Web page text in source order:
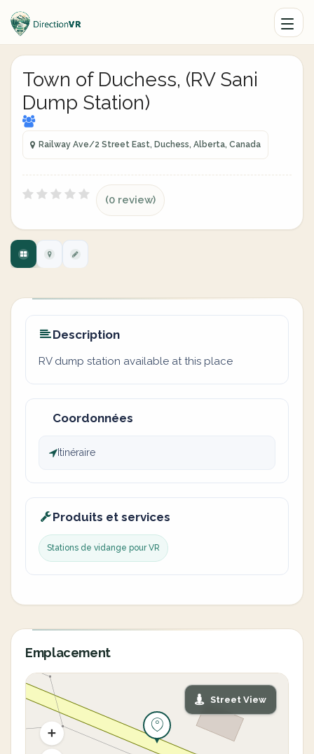
Town of Duchess, (RV Sani
Dump Station)
Railway Ave/2 Street East, Duchess, Alberta, Canada
(0 review)
Description
RV dump station available at this place
Coordonnées
Itinéraire
Produits et services
Stations de vidange pour VR
Emplacement
Street View